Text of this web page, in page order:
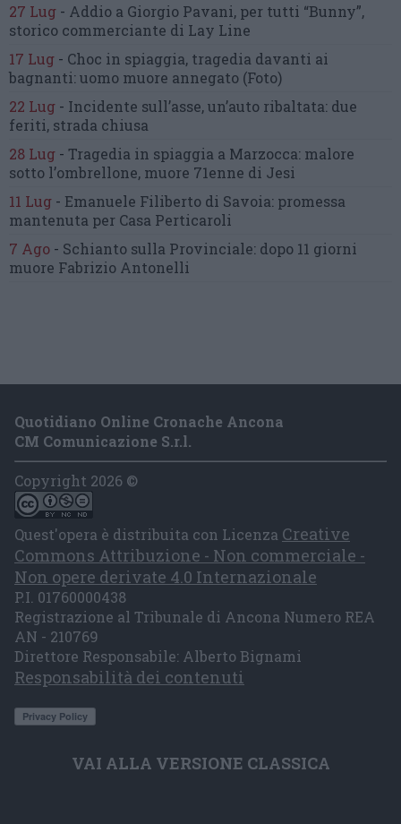
27 Lug - Addio a Giorgio Pavani, per tutti “Bunny”,
storico commerciante di Lay Line
17 Lug - Choc in spiaggia, tragedia davanti ai
bagnanti:uomo muore annegato (Foto)
22 Lug - Incidente sull’asse, un’auto ribaltata: due
feriti, strada chiusa
28 Lug - Tragedia in spiaggia a Marzocca: malore
sotto l’ombrellone, muore 71enne di Jesi
11 Lug - Emanuele Filiberto di Savoia: promessa
mantenuta per Casa Perticaroli
7 Ago - Schianto sulla Provinciale: dopo 11 giorni
muore Fabrizio Antonelli
Quotidiano Online Cronache Ancona
CM Comunicazione S.r.l.
Copyright 2026 ©
Quest'opera è distribuita con Licenza Creative
Commons Attribuzione - Non commerciale -
Non opere derivate 4.0 Internazionale
P.I. 01760000438
Registrazione al Tribunale di Ancona Numero REA
AN - 210769
Direttore Responsabile: Alberto Bignami
Responsabilità dei contenuti
VAI ALLA VERSIONE CLASSICA